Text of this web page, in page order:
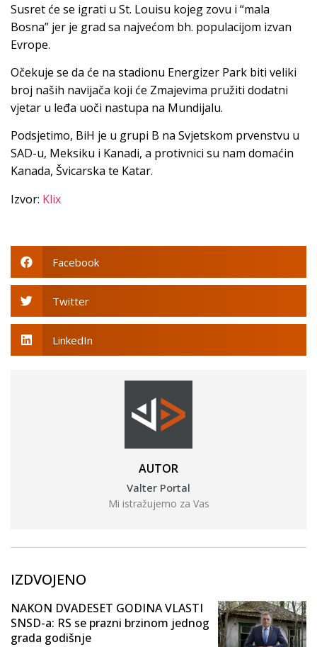
Susret će se igrati u St. Louisu kojeg zovu i “mala
Bosna” jer je grad sa najvećom bh. populacijom izvan
Evrope.
Očekuje se da će na stadionu Energizer Park biti veliki
broj naših navijača koji će Zmajevima pružiti dodatni
vjetar u leđa uoči nastupa na Mundijalu.
Podsjetimo, BiH je u grupi B na Svjetskom prvenstvu u
SAD-u, Meksiku i Kanadi, a protivnici su nam domaćin
Kanada, Švicarska te Katar.
Izvor: Klix
Facebook
Twitter
LinkedIn
AUTOR
Valter Portal
Mi istražujemo za Vas
IZDVOJENO
NAKON DVADESET GODINA VLASTI
SNSD-a: RS se prazni brzinom jednog
grada godišnje